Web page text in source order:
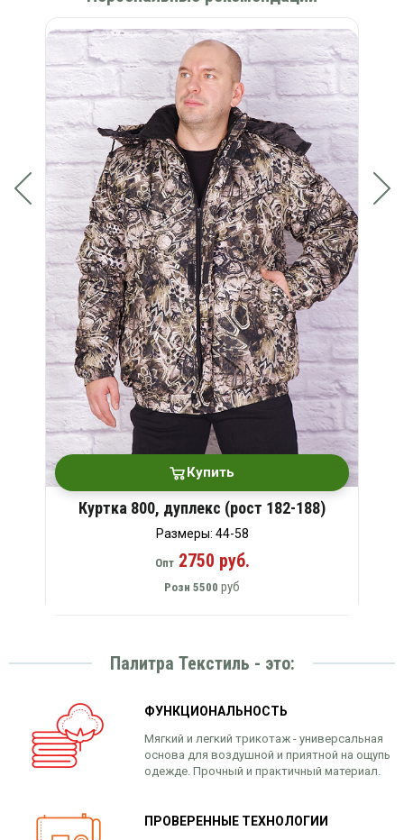
Купить
Куртка 800, дуплекс (рост 182-188)
Размеры: 44-58
Опт2750 руб.
Розн 5500 руб
Палитра Текстиль - это:
ФУНКЦИОНАЛЬНОСТЬ
Мягкий и легкий трикотаж - универсальная
основа для воздушной и приятной на ощупь
одежде. Прочный и практичный материал.
ПРОВЕРЕННЫЕ ТЕХНОЛОГИИ